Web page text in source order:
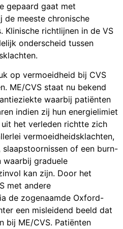
gepaard gaat met
de meeste chronische
Klinische richtlijnen in de VS
onderscheid tussen
op vermoeidheid bij CVS
ME/CVS staat nu bekend
waarbij patiënten
indien zij hun energielimiet
het verleden richtte zich
vermoeidheidsklachten,
of een burn-
waarbij graduele
kan zijn. Door het
met andere
de zogenaamde Oxford-
een misleidend beeld dat
bij ME/CVS. Patiënten